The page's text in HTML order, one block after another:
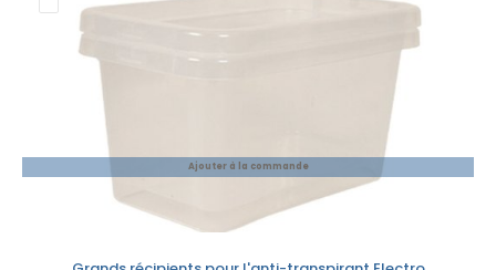
Ajouter à la commande